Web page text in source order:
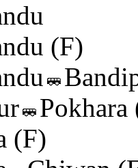
(F)
Pokhara
(F)